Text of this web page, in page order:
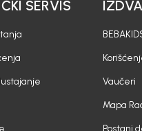
SERVIS
Vaučeri
Mapa
Postani